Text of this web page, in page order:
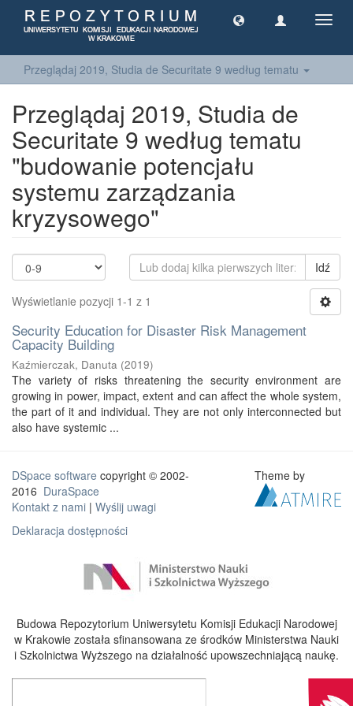
Przeglądaj 2019, Studia de Securitate 9 według tematu
Przeglądaj 2019, Studia de
Securitate 9 według tematu
"budowanie potencjału
systemu zarządzania
kryzysowego"
Idź
Wyświetlanie pozycji 1-1 z 1
Security Education for Disaster Risk Management
Capacity Building
Kaźmierczak, Danuta (2019)
The variety of risks threatening the security environment are
growing in power, impact, extent and can affect the whole system,
the part of it and individual. They are not only interconnected but
also have systemic ...
DSpace software copyright © 2002-
2016 DuraSpace
Kontakt z nami | Wyślij uwagi
Deklaracja dostępności
Theme by
Budowa Repozytorium Uniwersytetu Komisji Edukacji Narodowej
w Krakowie została sfinansowana ze środków Ministerstwa Nauki
i Szkolnictwa Wyższego na działalność upowszechniającą naukę.